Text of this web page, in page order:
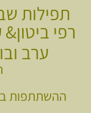
תפילות
רפי
ערב
ההשתתפות